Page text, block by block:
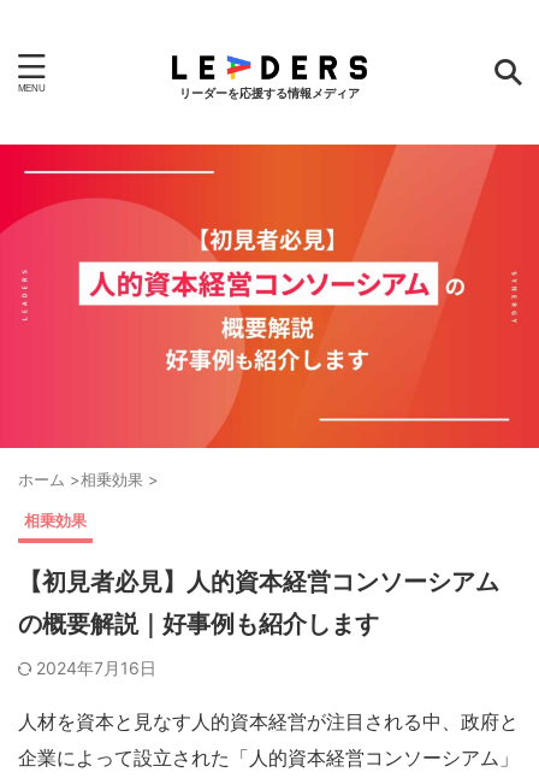
リーダーを応援する情報メディア
ホーム >相乗効果 >
相乗効果
【初見者必見】人的資本経営コンソーシアム
の概要解説｜好事例も紹介します
2024年7月16日
人材を資本と見なす人的資本経営が注目される中、政府と
企業によって設立された「人的資本経営コンソーシアム」